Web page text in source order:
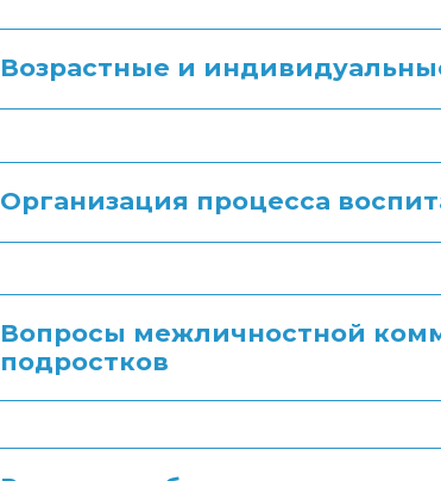
Возрастные и
Организация процесса
Вопросы межличностной
подростков